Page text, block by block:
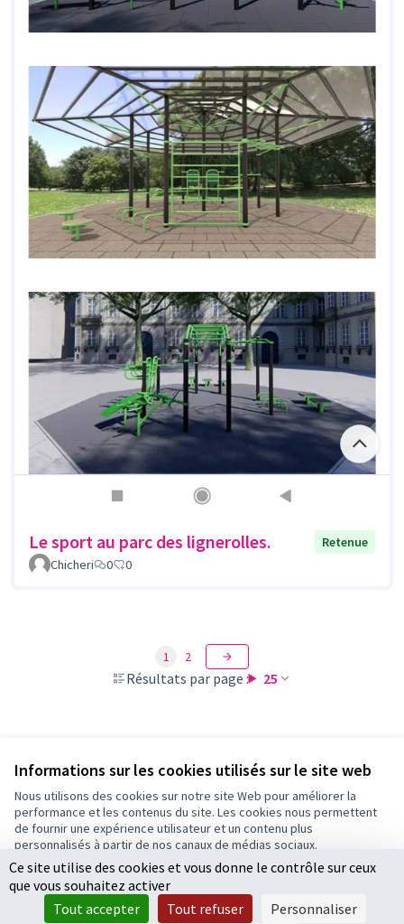
Informations sur les cookies utilisés sur le site web
Nous utilisons des cookies sur notre site Web pour améliorer la
performance et les contenus du site. Les cookies nous permettent
de fournir une expérience utilisateur et un contenu plus
personnalisés à partir de nos canaux de médias sociaux.
Tout accepter
Accepter seulement les cookies essentiels
Le sport au parc des lignerolles.
Retenue
Chicheri
0 0
Résultats par page : 25
1 2
Conditions d'utilisation
Paramètres des cookies
(Lien externe) Licence
(Lien
Ce site utilise des cookies et vous donne le contrôle sur ceux
que vous souhaitez activer
Tout accepter
Tout refuser Personnaliser